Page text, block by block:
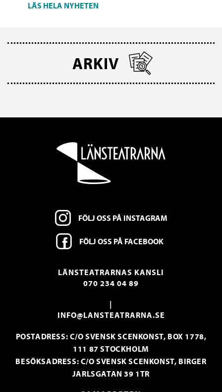
LÄS HELA NYHETEN
ARKIV
FÖLJ OSS PÅ INSTAGRAM
FÖLJ OSS PÅ FACEBOOK
LÄNSTEATRARNAS KANSLI
070 234 04 89
|
INFO@LANSTEATRARNA.SE
POSTADRESS: C/O SVENSK SCENKONST, BOX 1778,
111 87 STOCKHOLM
BESÖKSADRESS: C/O SVENSK SCENKONST, BIRGER
JARLSGATAN 39 1TR